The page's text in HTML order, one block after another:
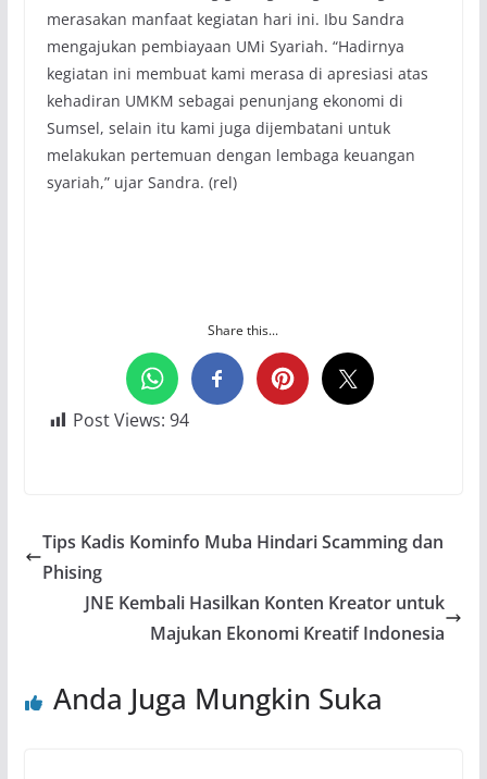
merasakan manfaat kegiatan hari ini. Ibu Sandra
mengajukan pembiayaan UMi Syariah. “Hadirnya
kegiatan ini membuat kami merasa di apresiasi atas
kehadiran UMKM sebagai penunjang ekonomi di
Sumsel, selain itu kami juga dijembatani untuk
melakukan pertemuan dengan lembaga keuangan
syariah,” ujar Sandra. (rel)
Share this...
Post Views: 94
Tips Kadis Kominfo Muba Hindari Scamming dan
Phising
JNE Kembali Hasilkan Konten Kreator untuk
Majukan Ekonomi Kreatif Indonesia
Anda Juga Mungkin Suka